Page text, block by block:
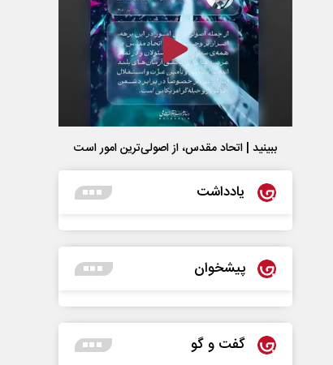
ببینید | اتحاد مقدس، از اصولی‌ترین امور است
یادداشت
پیشخوان
گفت و گو